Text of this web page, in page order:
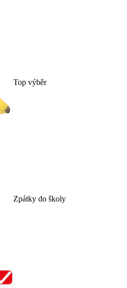
Top výběr
Zpátky do školy